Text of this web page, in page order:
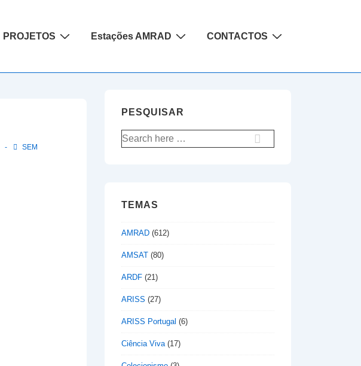
PROJETOS Estações AMRAD CONTACTOS
SEM
PESQUISAR
Pesquisar
por:
TEMAS
AMRAD (612)
AMSAT (80)
ARDF (21)
ARISS (27)
ARISS Portugal (6)
Ciência Viva(17)